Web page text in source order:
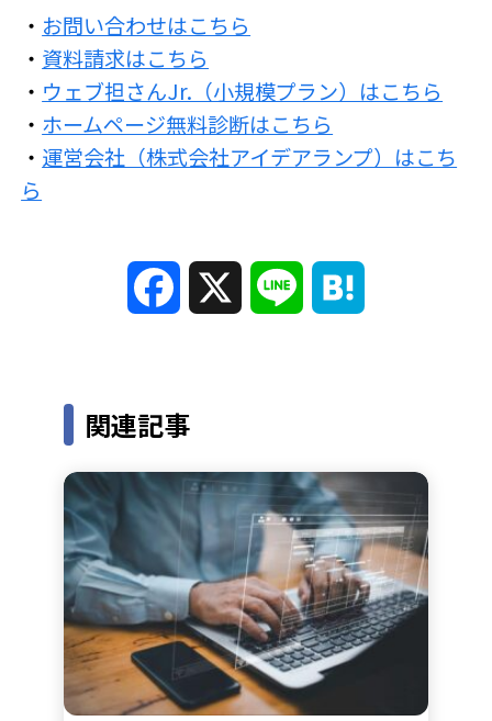
・ お問い合わせはこちら
・ 資料請求はこちら
・ ウェブ担さんJr.（小規模プラン）はこちら
・ ホームページ無料診断はこちら
・ 運営会社（株式会社アイデアランプ）はこち
ら
b
o
a
関連記事